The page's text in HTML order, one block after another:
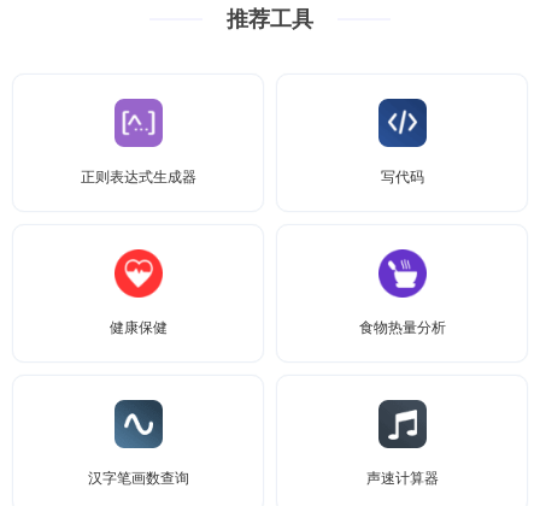
推荐工具
正则表达式生成器 写代码
健康保健 食物热量分析
汉字笔画数查询 声速计算器